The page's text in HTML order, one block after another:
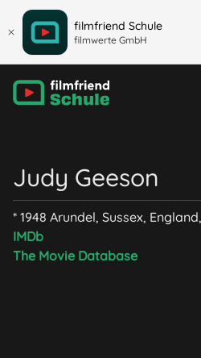
filmfriend Schule
filmwerte GmbH
Judy Geeson
* 1948 Arundel, Sussex,
IMDb
The Movie Database